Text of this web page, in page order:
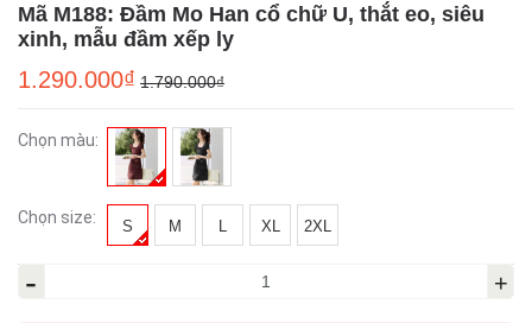
Mã M188: Đầm Mo Han cổ chữ U, thắt eo, siêu
xinh, mẫu đầm xếp ly
1.290.000₫ 1.790.000₫
Chọn màu:
Chọn size: S M L XL 2XL
- +